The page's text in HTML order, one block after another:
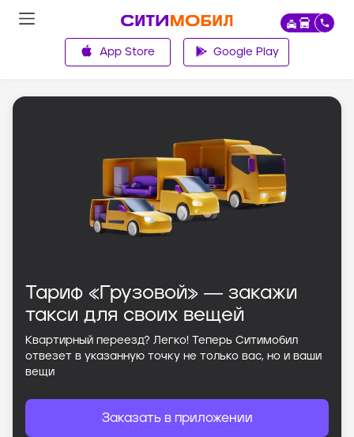
App Store
Google Play
Тариф «Грузовой» ― закажи
такси для своих вещей
Квартирный переезд? Легко! Теперь Ситимобил
отвезет в указанную точку не только вас, но и ваши
вещи
Заказать в приложении